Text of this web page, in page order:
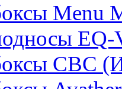
Menu
EQ-
CBC